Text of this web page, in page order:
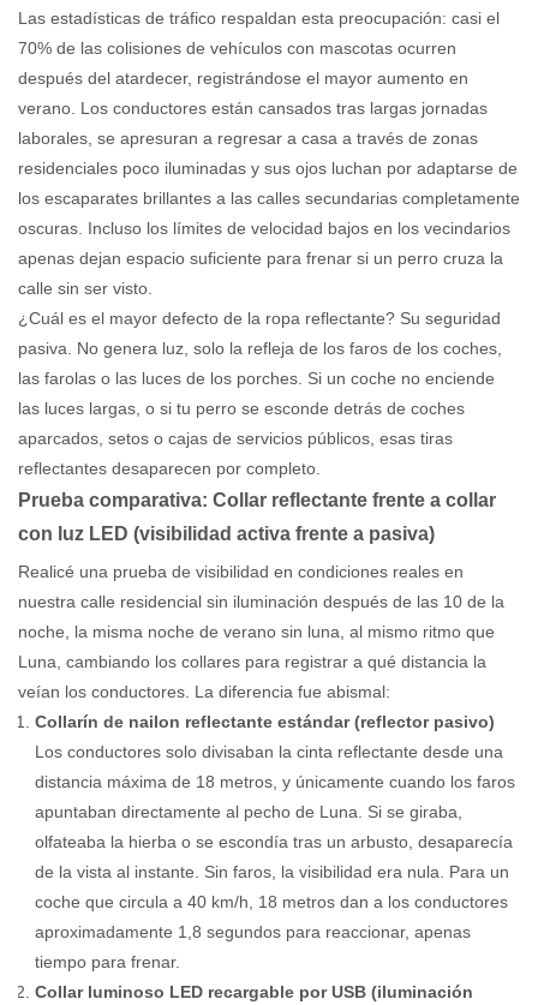
Las estadísticas de tráfico respaldan esta preocupación: casi el
70% de las colisiones de vehículos con mascotas ocurren
después del atardecer, registrándose el mayor aumento en
verano. Los conductores están cansados ​​tras largas jornadas
laborales, se apresuran a regresar a casa a través de zonas
residenciales poco iluminadas y sus ojos luchan por adaptarse de
los escaparates brillantes a las calles secundarias completamente
oscuras. Incluso los límites de velocidad bajos en los vecindarios
apenas dejan espacio suficiente para frenar si un perro cruza la
calle sin ser visto.
¿Cuál es el mayor defecto de la ropa reflectante? Su seguridad
pasiva. No genera luz, solo la refleja de los faros de los coches,
las farolas o las luces de los porches. Si un coche no enciende
las luces largas, o si tu perro se esconde detrás de coches
aparcados, setos o cajas de servicios públicos, esas tiras
reflectantes desaparecen por completo.
Prueba comparativa: Collar reflectante frente a collar
con luz LED (visibilidad activa frente a pasiva)
Realicé una prueba de visibilidad en condiciones reales en
nuestra calle residencial sin iluminación después de las 10 de la
noche, la misma noche de verano sin luna, al mismo ritmo que
Luna, cambiando los collares para registrar a qué distancia la
veían los conductores. La diferencia fue abismal:
Collarín de nailon reflectante estándar (reflector pasivo)
Los conductores solo divisaban la cinta reflectante desde una
distancia máxima de 18 metros, y únicamente cuando los faros
apuntaban directamente al pecho de Luna. Si se giraba,
olfateaba la hierba o se escondía tras un arbusto, desaparecía
de la vista al instante. Sin faros, la visibilidad era nula. Para un
coche que circula a 40 km/h, 18 metros dan a los conductores
aproximadamente 1,8 segundos para reaccionar, apenas
tiempo para frenar.
Collar luminoso LED recargable por USB (iluminación